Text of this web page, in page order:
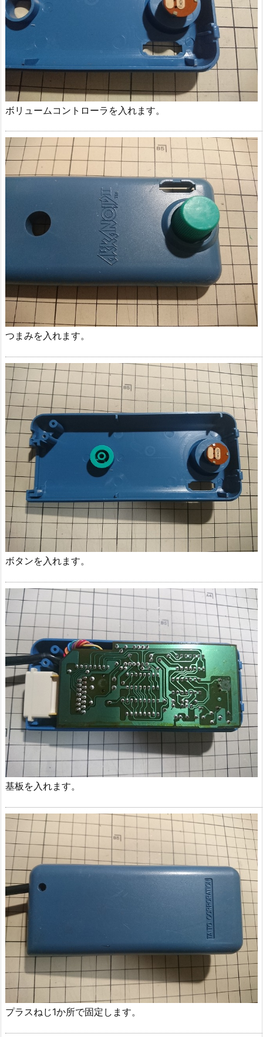
ボリュームコントローラを入れます。
つまみを入れます。
ボタンを入れます。
基板を入れます。
プラスねじ1か所で固定します。